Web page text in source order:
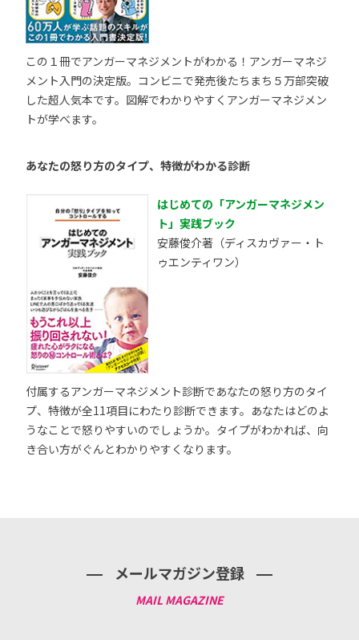
この１冊でアンガーマネジメントがわかる！アンガーマネジ
メント入門の決定版。コンビニで発売後たちまち５万部突破
した超人気本です。図解でわかりやすくアンガーマネジメン
トが学べます。
あなたの怒り方のタイプ、特徴がわかる診断
はじめての「アンガーマネジメン
ト」実践ブック
安藤俊介著（ディスカヴァー・ト
ゥエンティワン）
付属するアンガーマネジメント診断であなたの怒り方のタイ
プ、特徴が全11項目にわたり診断できます。あなたはどのよ
うなことで怒りやすいのでしょうか。タイプがわかれば、向
き合い方がぐんとわかりやすくなります。
メールマガジン登録